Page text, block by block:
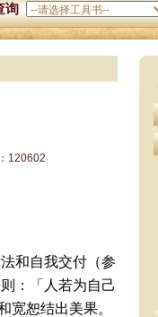
询
120602
和自我交付（参
：「人若为自己
宽恕结出美果。